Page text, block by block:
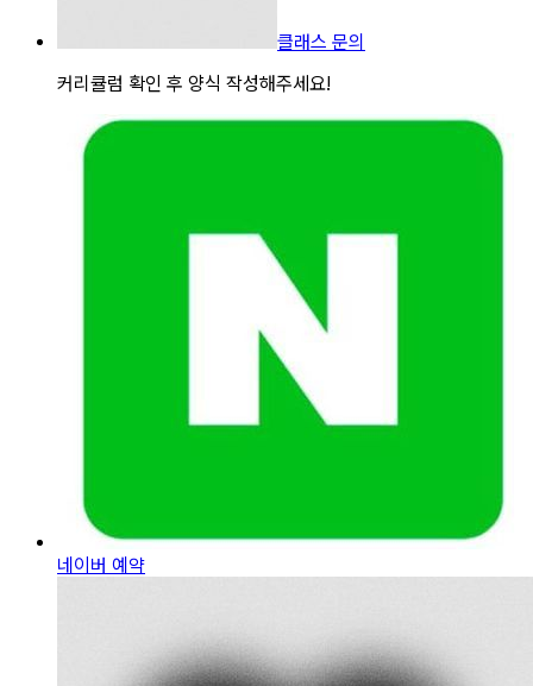
클래스 문의
커리큘럼 확인 후 양식 작성해주세요!
네이버 예약